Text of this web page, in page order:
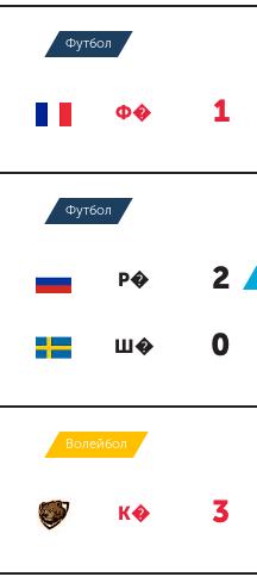
Футбол
Ф� 1
Футбол
Р� 2
Ш� 0
Волейбол
К� 3